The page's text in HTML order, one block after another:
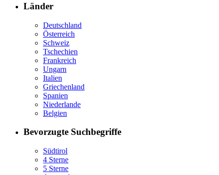
Länder
Deutschland
Österreich
Schweiz
Tschechien
Frankreich
Ungarn
Italien
Griechenland
Spanien
Niederlande
Belgien
Bevorzugte Suchbegriffe
Südtirol
4 Sterne
5 Sterne